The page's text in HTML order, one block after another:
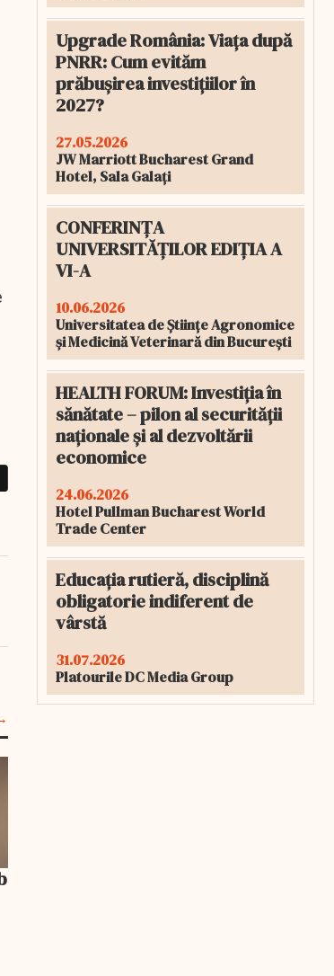
Upgrade România: Viața după
PNRR: Cum evităm
prăbușirea investițiilor în
2027?
27.05.2026
JW Marriott Bucharest Grand
Hotel, Sala Galați
CONFERINȚA
UNIVERSITĂȚILOR EDIȚIA A
VI-A
10.06.2026
Universitatea de Științe Agronomice
și Medicină Veterinară din București
HEALTH FORUM: Investiția în
sănătate – pilon al securității
naționale și al dezvoltării
economice
24.06.2026
Hotel Pullman Bucharest World
Trade Center
Educația rutieră, disciplină
obligatorie indiferent de
vârstă
31.07.2026
Platourile DC Media Group